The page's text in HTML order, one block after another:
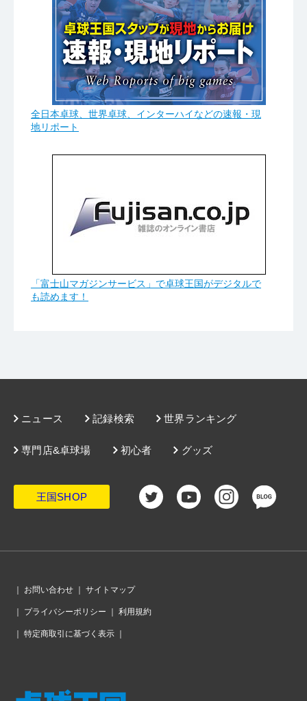
全日本卓球、世界卓球、インターハイなどの速報・現
地リポート
「富士山マガジンサービス」で卓球王国がデジタルで
も読めます！
ニュース 記録検索 世界ランキング
グッズ
専門店&卓球場 初心者
王国SHOP
｜ お問い合わせ ｜ サイトマップ
｜ プライバシーポリシー ｜ 利用規約
｜ 特定商取引に基づく表示 ｜